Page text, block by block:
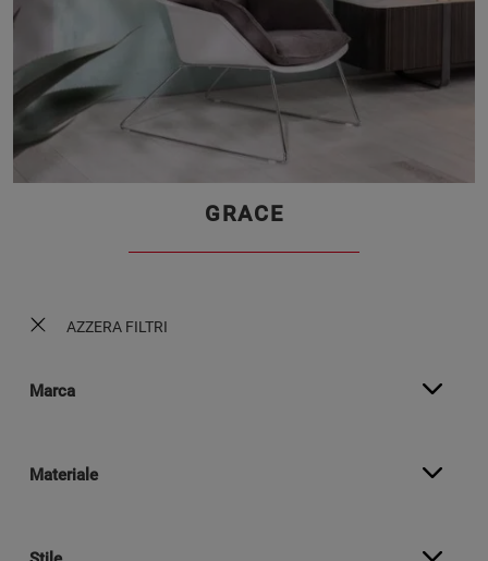
AZZERA FILTRI
Marca
Materiale
GRACE